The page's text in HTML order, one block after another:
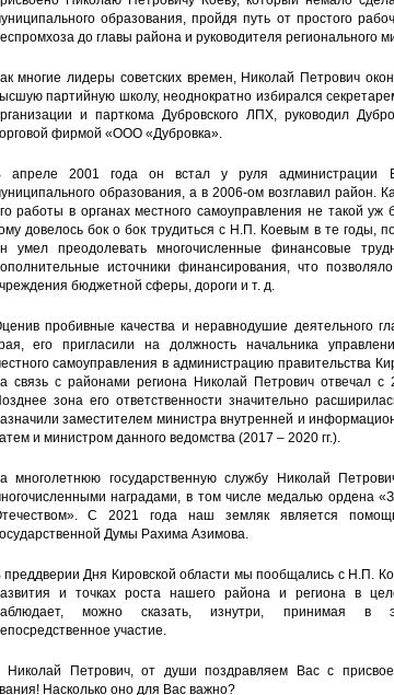
образования, пройдя путь от простого
до главы района и руководителя регионального
многие лидеры советских времен, Николай Петрович
партийную школу, неоднократно избирался
и парткома Дубровского ЛПХ, руководил
фирмой «ООО «Дубровка».
апреле 2001 года он встал у руля администрации
образования, а в 2006-ом возглавил район.
работы в органах местного самоуправления не такой уж
довелось бок о бок трудиться с Н.П. Коевым в те годы,
умел преодолевать многочисленные финансовые
источники финансирования, что
бюджетной сферы, дороги и т. д.
пробивные качества и неравнодушие деятельного
его пригласили на должность начальника
самоуправления в администрацию правительства
связь с районами региона Николай Петрович отвечал с
зона его ответственности значительно
заместителем министра внутренней и
и министром данного ведомства (2017 – 2020 гг.).
многолетнюю государственную службу Николай
наградами, в том числе медалью ордена
С 2021 года наш земляк является
Думы Рахима Азимова.
преддверии Дня Кировской области мы пообщались с Н.П.
и точках роста нашего района и региона в
можно сказать, изнутри, принимая в
участие.
Николай Петрович, от души поздравляем Вас с
Насколько оно для Вас важно?